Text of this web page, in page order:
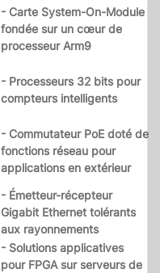
- Carte System-On-Module
fondée sur un cœur de
processeur Arm9
- Processeurs 32 bits pour
compteurs intelligents
- Commutateur PoE doté de
fonctions réseau pour
applications en extérieur
- Émetteur-récepteur
Gigabit Ethernet tolérants
aux rayonnements
- Solutions applicatives
pour FPGA sur serveurs de